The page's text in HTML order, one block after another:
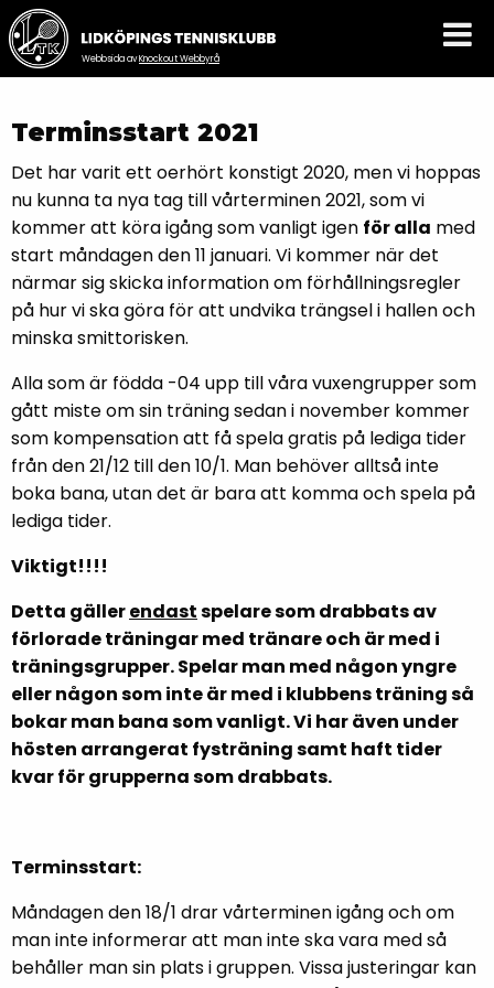
Webbsida avKnockout Webbyrå
Terminsstart 2021
Det har varit ett oerhört konstigt 2020, men vi hoppas
nu kunna ta nya tag till vårterminen 2021, som vi
kommer att köra igång som vanligt igen för alla med
start måndagen den 11 januari. Vi kommer när det
närmar sig skicka information om förhållningsregler
på hur vi ska göra för att undvika trängsel i hallen och
minska smittorisken.
Alla som är födda -04 upp till våra vuxengrupper som
gått miste om sin träning sedan i november kommer
som kompensation att få spela gratis på lediga tider
från den 21/12 till den 10/1. Man behöver alltså inte
boka bana, utan det är bara att komma och spela på
lediga tider.
Viktigt!!!!
Detta gällerendastspelare som drabbats av
förlorade träningar med tränare och är med i
träningsgrupper. Spelar man med någon yngre
eller någon som inte är med i klubbens träning så
bokar man bana som vanligt. Vi har även under
hösten arrangerat fysträning samt haft tider
kvar för grupperna som drabbats.
Terminsstart:
Måndagen den 18/1 drar vårterminen igång och om
man inte informerar att man inte ska vara med så
behåller man sin plats i gruppen. Vissa justeringar kan